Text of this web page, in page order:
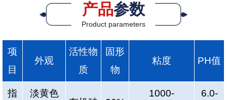
产品参数
Product parameters
项
目
外观
活性物
质
固形
物
粘度 PH值
指
淡黄色
1000-
6.0-